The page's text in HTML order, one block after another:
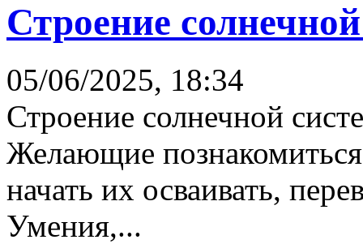
Строение
05/06/2025, 18:34
Строение солнечной
Желающие
начать их осваивать,
Умения,...